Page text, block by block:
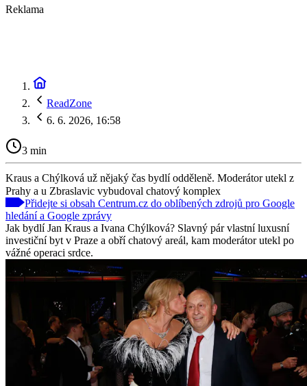
Reklama
ReadZone
6. 6. 2026, 16:58
3 min
Kraus a Chýlková už nějaký čas bydlí odděleně. Moderátor utekl z
Prahy a u Zbraslavic vybudoval chatový komplex
Přidejte si obsah Centrum.cz do oblíbených zdrojů pro Google
hledání a Google zprávy
Jak bydlí Jan Kraus a Ivana Chýlková? Slavný pár vlastní luxusní
investiční byt v Praze a obří chatový areál, kam moderátor utekl po
vážné operaci srdce.